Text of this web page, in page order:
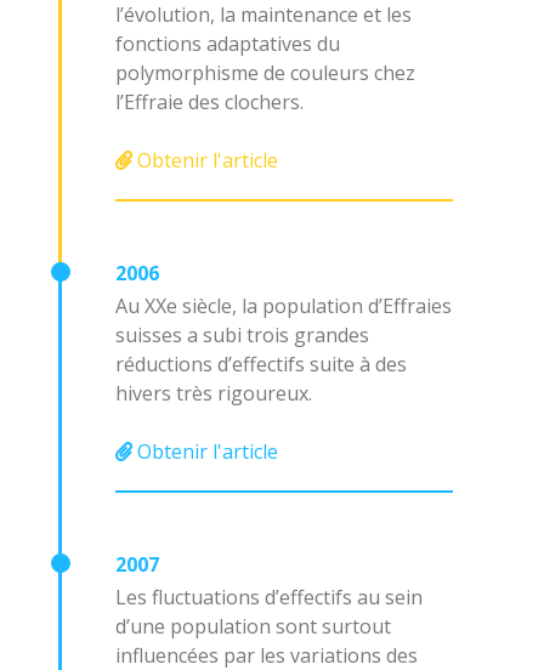
l’évolution, la maintenance et les
fonctions adaptatives du
polymorphisme de couleurs chez
l’Effraie des clochers.
Obtenir l'article
2006
Au XXe siècle, la population d’Effraies
suisses a subi trois grandes
réductions d’effectifs suite à des
hivers très rigoureux.
Obtenir l'article
2007
Les fluctuations d’effectifs au sein
d’une population sont surtout
influencées par les variations des